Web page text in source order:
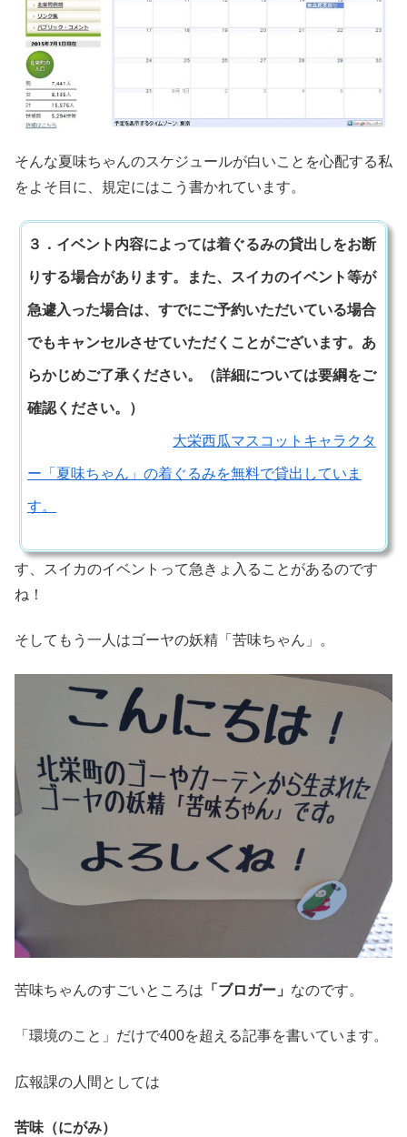
そんな夏味ちゃんのスケジュールが白いことを心配する私
をよそ目に、規定にはこう書かれています。
３．イベント内容によっては着ぐるみの貸出しをお断
りする場合があります。また、スイカのイベント等が
急遽入った場合は、すでにご予約いただいている場合
でもキャンセルさせていただくことがございます。あ
らかじめご了承ください。（詳細については要綱をご
確認ください。）
大栄西瓜マスコットキャラクタ
ー「夏味ちゃん」の着ぐるみを無料で貸出していま
す。
す、スイカのイベントって急きょ入ることがあるのです
ね！
そしてもう一人はゴーヤの妖精「苦味ちゃん」。
苦味ちゃんのすごいところは 「ブロガー」 なのです。
「環境のこと」だけで400を超える記事を書いています。
広報課の人間としては
苦味（にがみ）